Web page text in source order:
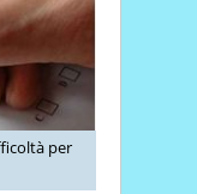
per